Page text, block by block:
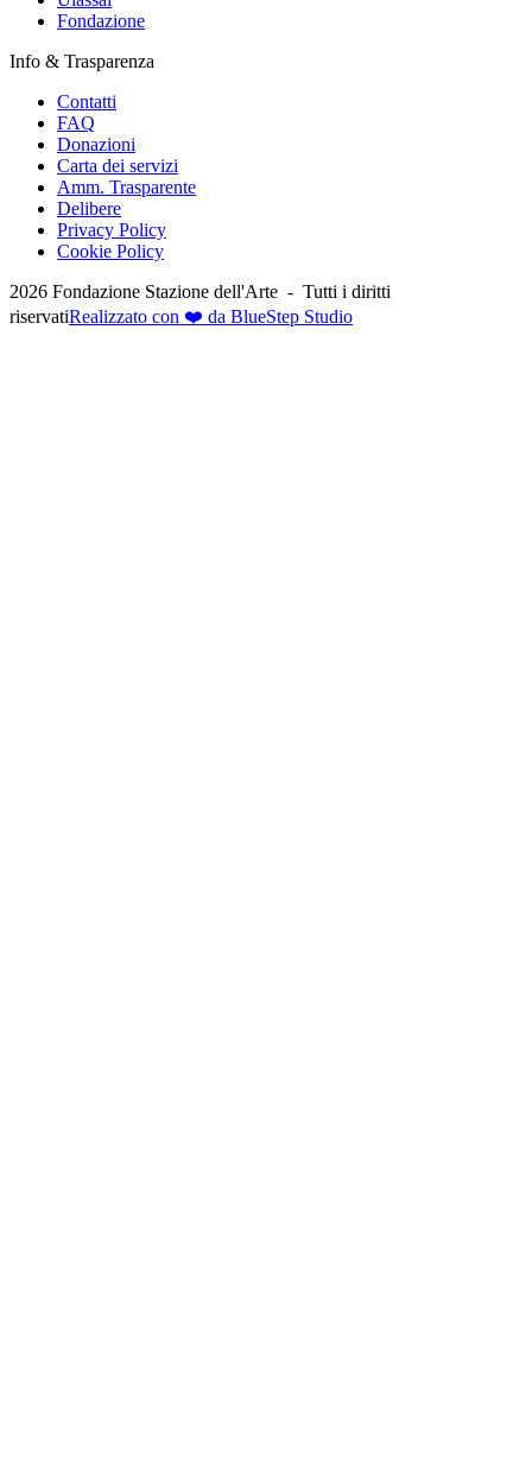
Fondazione
Info & Trasparenza
Contatti
FAQ
Donazioni
Carta dei servizi
Amm. Trasparente
Delibere
Privacy Policy
Cookie Policy
2026 Fondazione Stazione dell'Arte - Tutti i diritti
riservatiRealizzato con ❤️ da BlueStep Studio